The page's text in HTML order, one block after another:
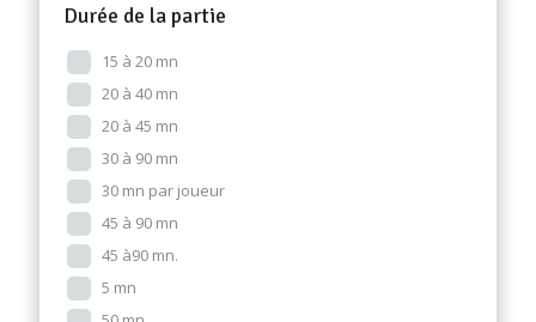
Durée de la partie
15 à 20 mn
20 à 40 mn
20 à 45 mn
30 à 90 mn
30 mn par joueur
45 à 90 mn
45 à90 mn.
5 mn